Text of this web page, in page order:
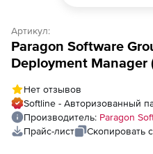
Артикул:
Paragon Software
Deployment Manager
Нет отзывов
Softline - Авторизованный
Производитель: Paragon
Прайс-лист
Скопировать